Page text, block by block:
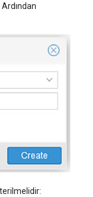
Ardından